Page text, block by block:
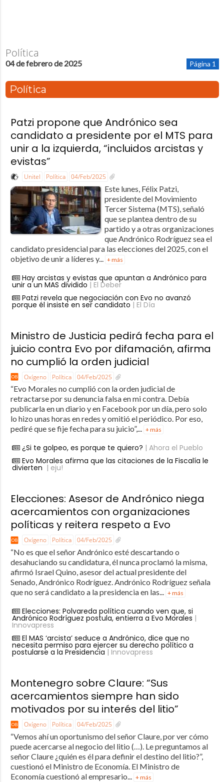
Política
04 de febrero de 2025 Página 1
Política
Patzi propone que Andrónico sea
candidato a presidente por el MTS para
unir a la izquierda, “incluidos arcistas y
evistas”
Unitel Política 04/Feb/2025
Este lunes, Félix Patzi,
presidente del Movimiento
Tercer Sistema (MTS), señaló
que se plantea dentro de su
partido y a otras organizaciones
que Andrónico Rodríguez sea el
candidato presidencial para las elecciones del 2025, con el
objetivo de unir a líderes y...
+ más
Hay arcistas y evistas que apuntan a Andrónico para
unir a un MAS dividido | El Deber
Patzi revela que negociación con Evo no avanzó
porque él insiste en ser candidato | El Día
Ministro de Justicia pedirá fecha para el
juicio contra Evo por difamación, afirma
no cumplió la orden judicial
Oxígeno Política 04/Feb/2025
“Evo Morales no cumplió con la orden judicial de
retractarse por su denuncia falsa en mi contra. Debía
publicarla en un diario y en Facebook por un día, pero solo
lo hizo unas horas en redes y omitió el periódico. Por eso,
pediré que se fije fecha para su juicio”,... + más
¿Si te golpeo, es porque te quiero? | Ahora el Pueblo
Evo Morales afirma que las citaciones de la Fiscalía le
divierten | eju!
Elecciones: Asesor de Andrónico niega
acercamientos con organizaciones
políticas y reitera respeto a Evo
Oxígeno Política 04/Feb/2025
“No es que el señor Andrónico esté descartando o
desahuciando su candidatura, él nunca proclamó la misma,
afirmó Israel Quino, asesor del actual presidente del
Senado, Andrónico Rodríguez. Andrónico Rodríguez señala
que no será candidato a la presidencia en las... + más
Elecciones: Polvareda política cuando ven que, si
Andrónico Rodríguez postula, entierra a Evo Morales |
Innovapress
El MAS ‘arcista’ seduce a Andrónico, dice que no
necesita permiso para ejercer su derecho político a
postularse a la Presidencia | Innovapress
Montenegro sobre Claure: “Sus
acercamientos siempre han sido
motivados por su interés del litio”
Oxígeno Política 04/Feb/2025
“Vemos ahí un oportunismo del señor Claure, por ver cómo
puede acercarse al negocio del litio (…). Le preguntamos al
señor Claure ¿quién es él para definir el destino del litio?”,
cuestionó el Ministro de Economía. El Ministro de
Economía cuestionó al empresario... + más